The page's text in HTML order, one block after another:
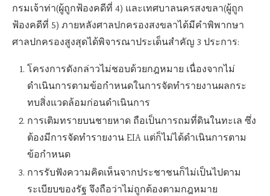
กรมเจ้าท่า(ผู้ถูกฟ้องคดีที่ 4) และเทศบาลนครสงขลา(ผู้ถูก
ฟ้องคดีที่ 5) ภายหลังศาลปกครองสงขลาได้มีคำพิพากษา
ศาลปกครองสูงสุดได้พิจารณาประเด็นสำคัญ 3 ประการ:
โครงการดังกล่าวไม่ชอบด้วยกฎหมาย เนื่องจากไม่
ดำเนินการตามข้อกำหนดในการจัดทำรายงานผลกระ
ทบสิ่งแวดล้อมก่อนดำเนินการ
การเติมทรายบนชายหาด ถือเป็นการถมที่ดินในทะเล ซึ่ง
ต้องมีการจัดทำรายงาน EIA แต่ก็ไม่ได้ดำเนินการตาม
ข้อกำหนด
การรับฟังความคิดเห็นจากประชาชนก็ไม่เป็นไปตาม
ระเบียบของรัฐ จึงถือว่าไม่ถูกต้องตามกฎหมาย